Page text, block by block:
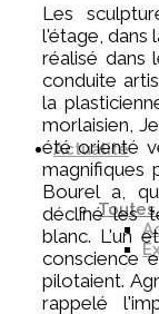
Actualité
Les
l'étage, dans
réalisé dans
conduite
la
morlaisien,
été orienté
magnifiques
Bourel a,
décliné les
blanc. L'un
conscience
pilotaient.
rappelé